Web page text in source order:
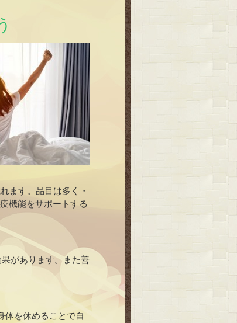
ます。品目は多く・
機能をサポートする
があります。また善
体を休めることで自